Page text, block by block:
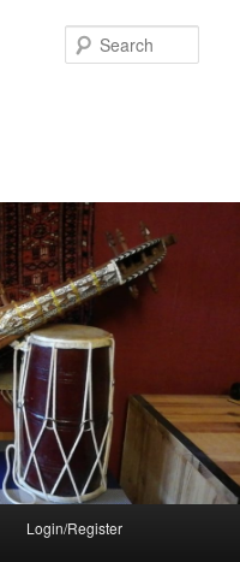
Login/Register